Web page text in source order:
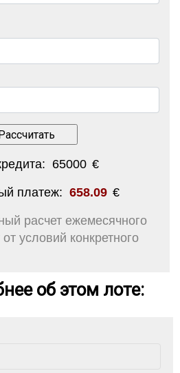
65000 €
платеж: 658.09 €
расчет ежемесячного
условий конкретного
об этом лоте: